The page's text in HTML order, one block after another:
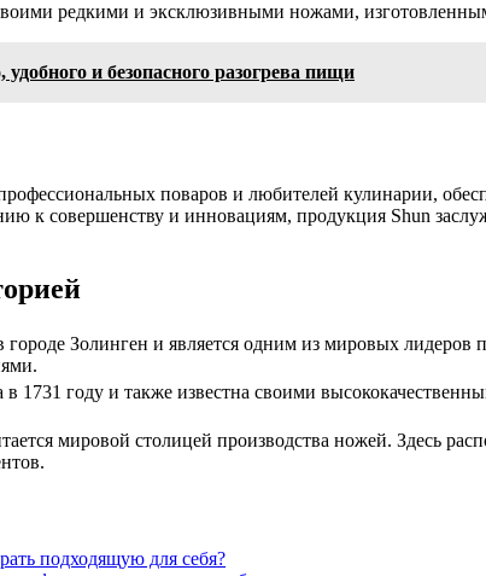
редкими и эксклюзивными ножами,
и безопасного разогрева пищи
поваров и любителей кулинарии,
к совершенству и инновациям, продукция Shun
Золинген и является одним из мировых
1731 году и также известна своими
мировой столицей производства ножей. Здесь
подходящую для себя?